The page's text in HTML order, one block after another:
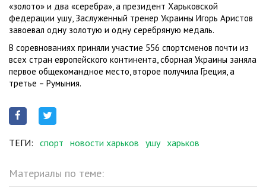
«золото» и два «серебра», а президент Харьковской
федерации ушу, Заслуженный тренер Украины Игорь Аристов
завоевал одну золотую и одну серебряную медаль.
В соревнованиях приняли участие 556 спортсменов почти из
всех стран европейского континента, сборная Украины заняла
первое общекомандное место, второе получила Греция, а
третье – Румыния.
ТЕГИ: спорт новости харьков ушу харьков
Материалы по теме: